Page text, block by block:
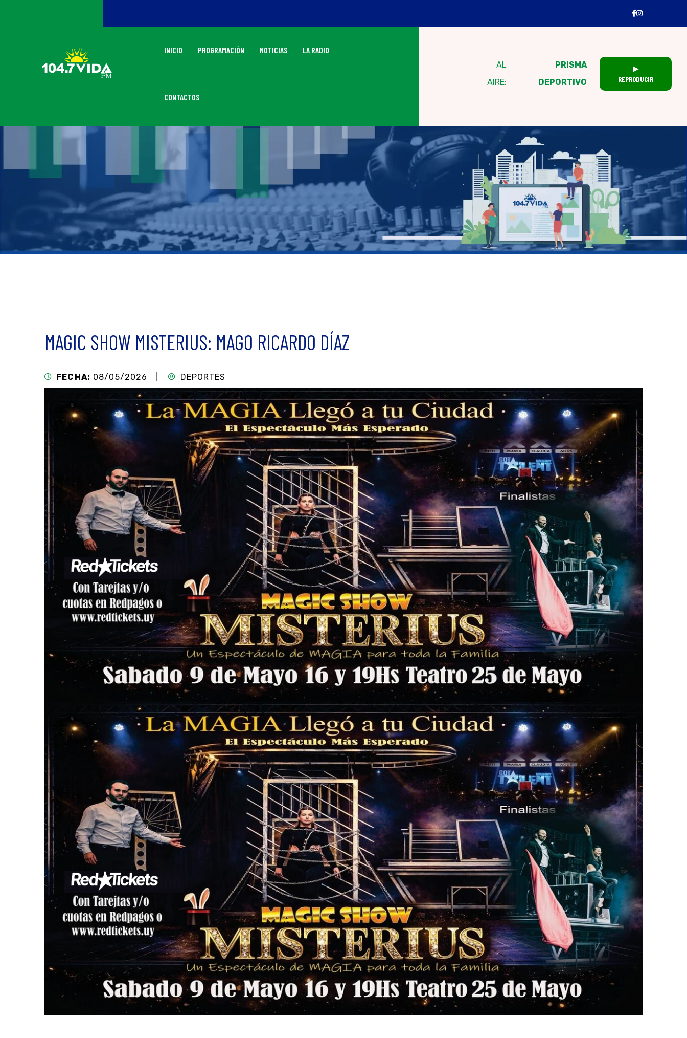
INICIO PROGRAMACIÓN NOTICIAS LA RADIO
CONTACTOS
AL
AIRE:
PRISMA
DEPORTIVO
▶
REPRODUCIR
MAGIC SHOW MISTERIUS: MAGO RICARDO DÍAZ
FECHA: 08/05/2026 | DEPORTES